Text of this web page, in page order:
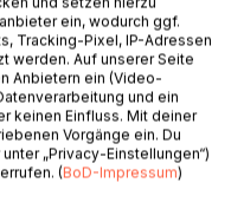
wirklich von der
ihr vorhanden ist,
II
des operativen
werden.
dass operative Risiken
und Ausfallrisiken
ein, wodurch ggf.
Tracking-Pixel, IP-Adressen
werden. Auf unserer Seite
Anbietern ein (Video-
und ein
keinen Einfluss. Mit deiner
Vorgänge ein. Du
„Privacy-Einstellungen“)
(BoD-Impressum)